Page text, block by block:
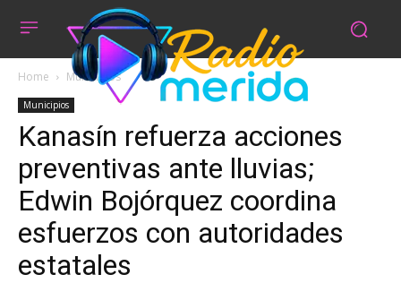
Home Municipios
Municipios
Kanasín refuerza acciones
preventivas ante lluvias;
Edwin Bojórquez coordina
esfuerzos con autoridades
estatales